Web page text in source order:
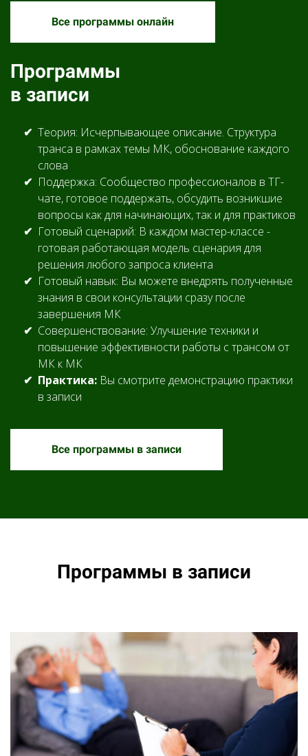
Все программы онлайн
Программы
в записи
Теория: Исчерпывающее описание. Структура
транса в рамках темы МК, обоснование каждого
слова
Поддержка: Сообщество профессионалов в ТГ-
чате, готовое поддержать, обсудить возникшие
вопросы как для начинающих, так и для практиков
Готовый сценарий: В каждом мастер-классе -
готовая работающая модель сценария для
решения любого запроса клиента
Готовый навык: Вы можете внедрять полученные
знания в свои консультации сразу после
завершения МК
Совершенствование: Улучшение техники и
повышение эффективности работы с трансом от
МК к МК
Практика: Вы смотрите демонстрацию практики
в записи
Все программы в записи
Программы в записи